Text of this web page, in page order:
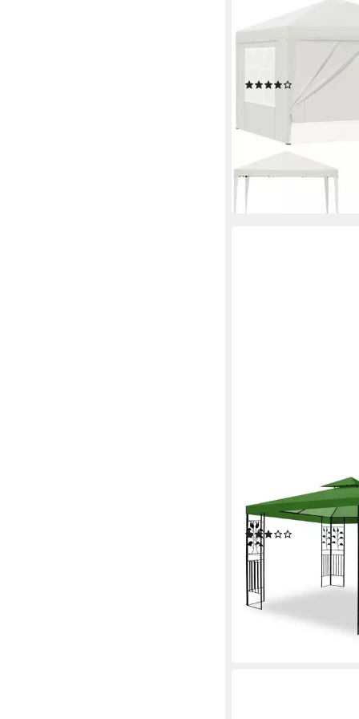
Faltpavillon, wasserfest
Winterfest,mit
Fenstern Tasche
(15)
98,06 € UVP
lieferbar - in 3-4
Pavillon 100%
Metallpavillon 3x3m
wasserfest, 100%
199,80 €
329,95 €
18,25 €
mtl. in 12 Raten
-39%
lieferbar - in 2-3